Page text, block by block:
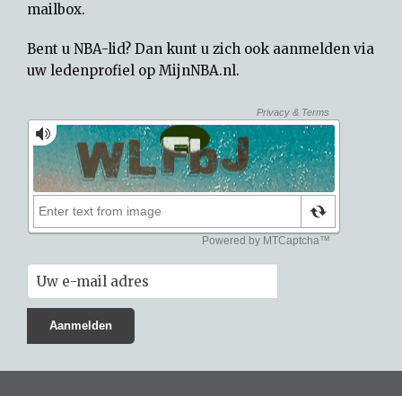
mailbox.
Bent u NBA-lid? Dan kunt u zich ook aanmelden via
uw ledenprofiel op MijnNBA.nl.